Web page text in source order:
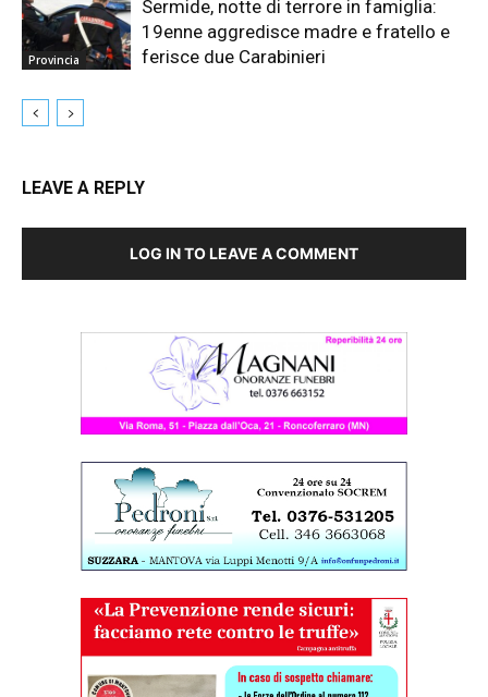
Provincia
Sermide, notte di terrore in famiglia:
19enne aggredisce madre e fratello e
ferisce due Carabinieri
LEAVE A REPLY
LOG IN TO LEAVE A COMMENT